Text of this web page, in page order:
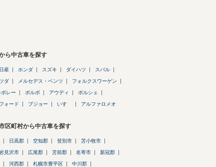
ら中古車を探す
日産 ホンダ スズキ ダイハツ スバル
ダ メルセデス・ベンツ フォルクスワーゲン
ボレー ボルボ アウディ ポルシェ
フォード プジョー いすゞ アルファロメオ
区町村から中古車を探す
日高郡 空知郡 登別市 苫小牧市
見沢市 広尾郡 苫前郡 名寄市 新冠郡
河西郡 札幌市豊平区 中川郡